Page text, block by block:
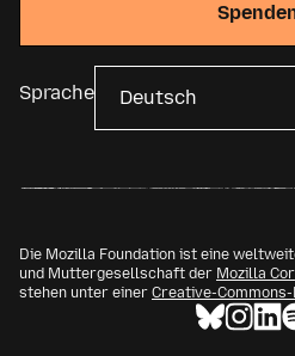
Sprache
Die Mozilla Foundation ist eine
und Muttergesellschaft der Mozilla
stehen unter einer Creative-Commons-